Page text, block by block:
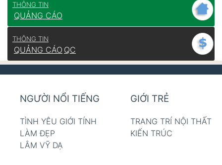
THÔNG TIN
QUẢNG CÁO
THÔNG TIN
QUẢNG CÁO QC
NGƯỜI NỔI TIẾNG
TÌNH YÊU GIỚI TÍNH
LÀM ĐẸP
LÂM VỸ DẠ
GIỚI TRẺ
TRANG TRÍ NỘI THẤT
KIẾN TRÚC